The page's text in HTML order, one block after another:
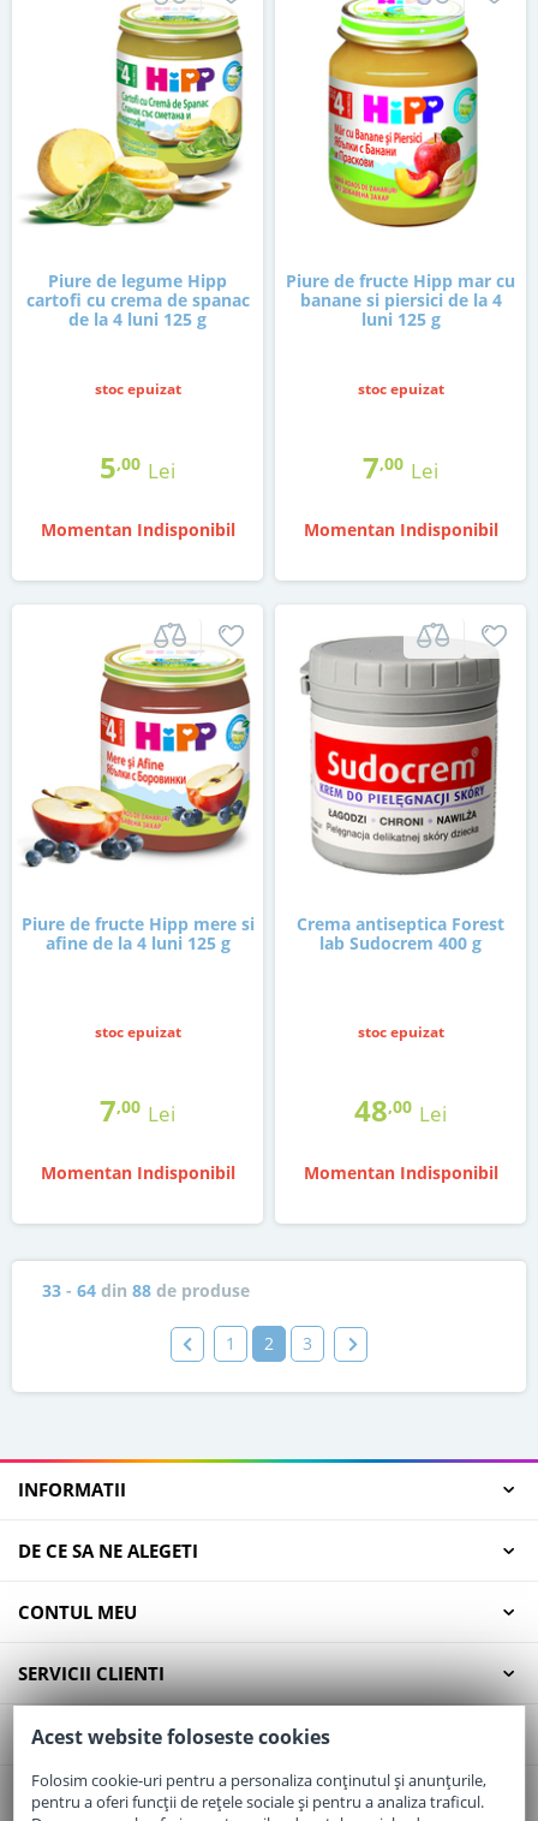
Piure de legume Hipp
cartofi cu crema de spanac
de la 4 luni 125 g
stoc epuizat
5,00 Lei
Momentan Indisponibil
Piure de fructe Hipp mar cu
banane si piersici de la 4
luni 125 g
stoc epuizat
7,00 Lei
Momentan Indisponibil
Piure de fructe Hipp mere si
afine de la 4 luni 125 g
stoc epuizat
7,00 Lei
Momentan Indisponibil
Crema antiseptica Forest
lab Sudocrem 400 g
stoc epuizat
48,00 Lei
Momentan Indisponibil
33 - 64 din 88 de produse
1 2 3
INFORMATII
DE CE SA NE ALEGETI
CONTUL MEU
SERVICII CLIENTI
CONTACT
Email:office@elaptepraf.ro
Acest website foloseste cookies
Folosim cookie-uri pentru a personaliza conținutul și anunțurile,
pentru a oferi funcții de rețele sociale și pentru a analiza traficul.